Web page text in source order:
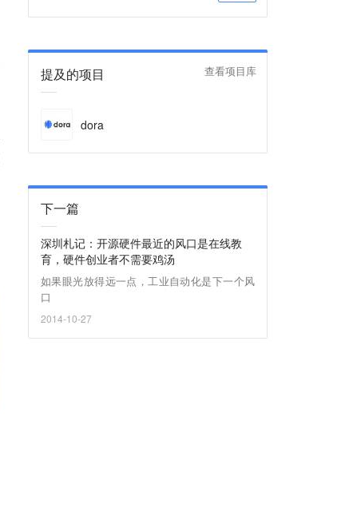
提及的项目 查看项目库
dora
下一篇
深圳札记：开源硬件最近的风口是在线教
育，硬件创业者不需要鸡汤
如果眼光放得远一点，工业自动化是下一个风
口
2014-10-27